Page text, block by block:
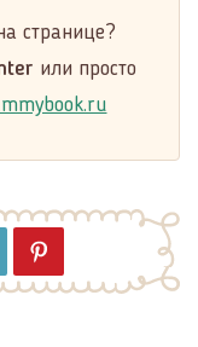
странице?
или просто